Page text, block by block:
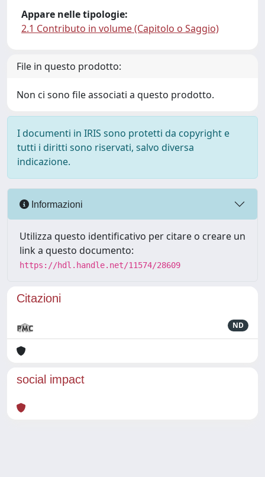
Appare nelle tipologie:
2.1 Contributo in volume (Capitolo o Saggio)
File in questo prodotto:
Non ci sono file associati a questo prodotto.
I documenti in IRIS sono protetti da copyright e
tutti i diritti sono riservati, salvo diversa
indicazione.
Informazioni
Utilizza questo identificativo per citare o creare un
link a questo documento:
https://hdl.handle.net/11574/28609
Citazioni
ND
social impact